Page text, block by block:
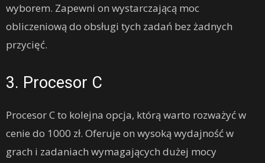
wyborem. Zapewni on wystarczającą moc
obliczeniową do obsługi tych zadań bez żadnych
przycięć.
3. Procesor C
Procesor C to kolejna opcja, którą warto rozważyć w
cenie do 1000 zł. Oferuje on wysoką wydajność w
grach i zadaniach wymagających dużej mocy